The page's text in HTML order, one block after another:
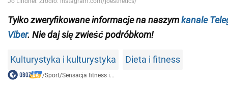
Tylkozweryfikowane informacje na naszymkanale
Viber. Nie daj się zwieść podróbkom!
Kulturystyka i kulturystyka Dieta i fitness
/Sport/Sensacja fitness i...